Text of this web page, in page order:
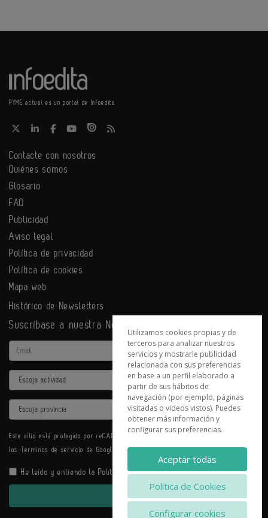
PYME actual es un portal de Infoedita
Contacte con nosotros
Quiénes somos
Glosario
FAQ
Publicidad
Aviso legal
Política de privacidad
Política de cookies
Mapa web
Histórico de Newsletters
Suscríbase a nuestra Newsletter
Email
Actividad
Provincia
Este sitio está protegido por reCAPTCHA y se aplican la
los Términos de servicio de Google.
He leído y entiendo la Política de Privacidad
Enviar
Utilizamos cookies propias y de
terceros para analizar nuestros
servicios y mostrarle publicidad
relacionada con sus preferencias
en base a un perfil elaborado a
partir de sus hábitos de
navegación (por ejemplo, páginas
visitadas o videos vistos). Puedes
obtener más información y
configurar sus preferencias.
Aceptar todas
Política de Cookies
Configurar cookies